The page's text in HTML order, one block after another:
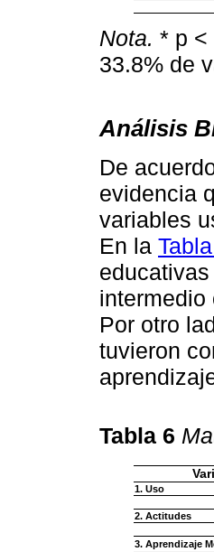
Nota. * p <
33.8% de
Análisis
De
evidencia
variables
En la
Por otro
tuvieron
Tabla 6
1. Uso
2. Actitudes
3. Aprendizaje